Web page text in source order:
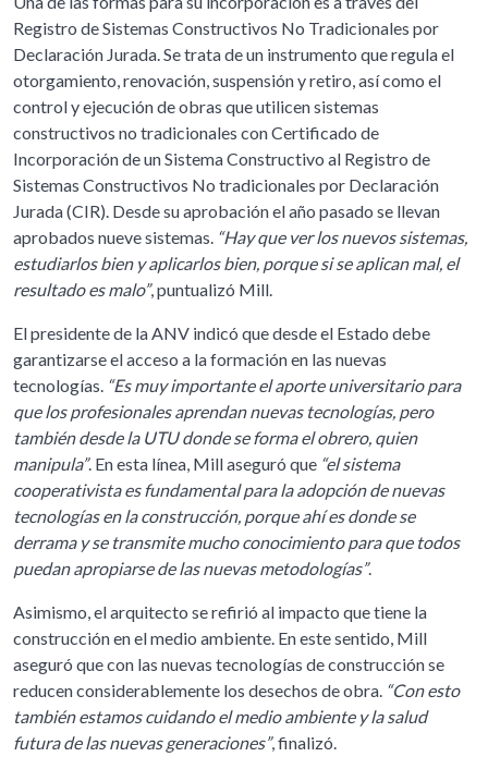
Registro de Sistemas Constructivos No Tradicionales por
Declaración Jurada. Se trata de un instrumento que regula el
otorgamiento, renovación, suspensión y retiro, así como el
control y ejecución de obras que utilicen sistemas
constructivos no tradicionales con Certificado de
Incorporación de un Sistema Constructivo al Registro de
Sistemas Constructivos No tradicionales por Declaración
Jurada (CIR). Desde su aprobación el año pasado se llevan
aprobados nueve sistemas. “Hay que ver los nuevos sistemas,
estudiarlos bien y aplicarlos bien, porque si se aplican mal, el
resultado es malo”, puntualizó Mill.
El presidente de la ANV indicó que desde el Estado debe
garantizarse el acceso a la formación en las nuevas
tecnologías. “Es muy importante el aporte universitario para
que los profesionales aprendan nuevas tecnologías, pero
también desde la UTU donde se forma el obrero, quien
manipula”. En esta línea, Mill aseguró que “el sistema
cooperativista es fundamental para la adopción de nuevas
tecnologías en la construcción, porque ahí es donde se
derrama y se transmite mucho conocimiento para que todos
puedan apropiarse de las nuevas metodologías”.
Asimismo, el arquitecto se refirió al impacto que tiene la
construcción en el medio ambiente. En este sentido, Mill
aseguró que con las nuevas tecnologías de construcción se
reducen considerablemente los desechos de obra. “Con esto
también estamos cuidando el medio ambiente y la salud
futura de las nuevas generaciones”, finalizó.